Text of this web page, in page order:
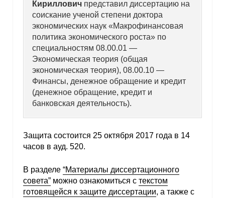
Кириллович представил диссертацию на
соискание ученой степени доктора
экономических наук «Макрофинансовая
политика экономического роста» по
специальностям 08.00.01 —
Экономическая теория (общая
экономическая теория), 08.00.10 —
Финансы, денежное обращение и кредит
(денежное обращение, кредит и
банковская деятельность).
Защита состоится 25 октября 2017 года в 14
часов в ауд. 520.
В разделе “Материалы диссертационного
совета” можно ознакомиться с текстом
готовящейся к защите диссертации, а также с